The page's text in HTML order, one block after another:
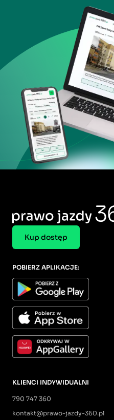
Kup dostęp
KLIENCI INDYWIDUALNI
790 747 360
kontakt@prawo-jazdy-360.pl
POBIERZ APLIKACJE: